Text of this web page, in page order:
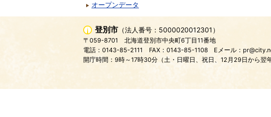
オープンデータ
登別市 （法人番号：5000020012301）
〒059-8701
北海道登別市中央町6丁目11番地
電話：0143-85-2111
FAX：0143-85-1108 Eメール：
開庁時間：9時～17時30分（土・日曜日、祝日、12月29日から翌